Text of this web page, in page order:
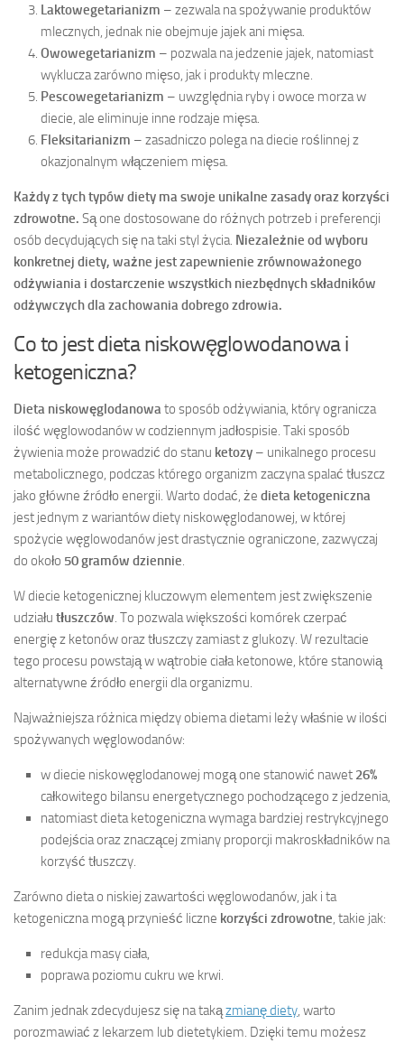
Laktowegetarianizm – zezwala na spożywanie produktów
mlecznych, jednak nie obejmuje jajek ani mięsa.
Owowegetarianizm – pozwala na jedzenie jajek, natomiast
wyklucza zarówno mięso, jak i produkty mleczne.
Pescowegetarianizm – uwzględnia ryby i owoce morza w
diecie, ale eliminuje inne rodzaje mięsa.
Fleksitarianizm – zasadniczo polega na diecie roślinnej z
okazjonalnym włączeniem mięsa.
Każdy z tych typów diety ma swoje unikalne zasady oraz korzyści
zdrowotne. Są one dostosowane do różnych potrzeb i preferencji
osób decydujących się na taki styl życia. Niezależnie od wyboru
konkretnej diety, ważne jest zapewnienie zrównoważonego
odżywiania i dostarczenie wszystkich niezbędnych składników
odżywczych dla zachowania dobrego zdrowia.
Co to jest dieta niskowęglowodanowa i
ketogeniczna?
Dieta niskowęglodanowato sposób odżywiania, który ogranicza
ilość węglowodanów w codziennym jadłospisie. Taki sposób
żywienia może prowadzić do stanu ketozy – unikalnego procesu
metabolicznego, podczas którego organizm zaczyna spalać tłuszcz
jako główne źródło energii. Warto dodać, że dieta ketogeniczna
jest jednym z wariantów diety niskowęglodanowej, w której
spożycie węglowodanów jest drastycznie ograniczone, zazwyczaj
do około 50 gramów dziennie.
W diecie ketogenicznej kluczowym elementem jest zwiększenie
udziału tłuszczów. To pozwala większości komórek czerpać
energię z ketonów oraz tłuszczy zamiast z glukozy. W rezultacie
tego procesu powstają w wątrobie ciała ketonowe, które stanowią
alternatywne źródło energii dla organizmu.
Najważniejsza różnica między obiema dietami leży właśnie w ilości
spożywanych węglowodanów:
w diecie niskowęglodanowej mogą one stanowić nawet 26%
całkowitego bilansu energetycznego pochodzącego z jedzenia,
natomiast dieta ketogeniczna wymaga bardziej restrykcyjnego
podejścia oraz znaczącej zmiany proporcji makroskładników na
korzyść tłuszczy.
Zarówno dieta o niskiej zawartości węglowodanów, jak i ta
ketogeniczna mogą przynieść liczne korzyści zdrowotne, takie jak:
redukcja masy ciała,
poprawa poziomu cukru we krwi.
Zanim jednak zdecydujesz się na takązmianę diety, warto
porozmawiać z lekarzem lub dietetykiem. Dzięki temu możesz